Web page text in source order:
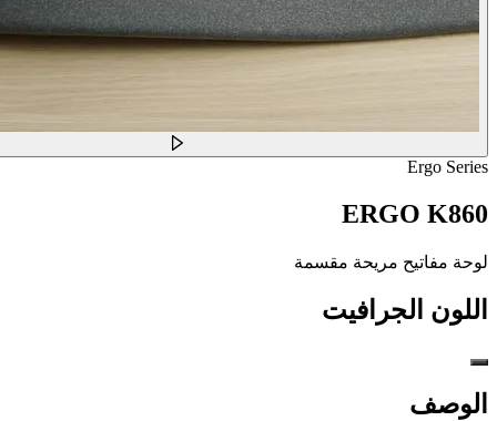
Ergo Series
ERGO K860
لوحة مفاتيح مريحة مقسمة
اللون الجرافيت
الوصف